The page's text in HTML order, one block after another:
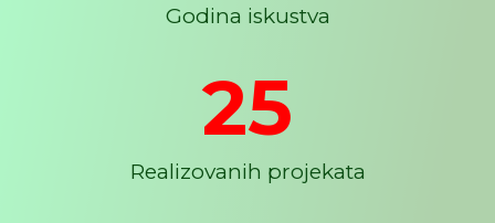
Godina iskustva
25
Realizovanih projekata